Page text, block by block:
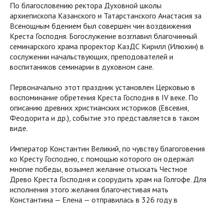
По благословению ректора Духовной школы
архиепископа Казанского и Татарстанского Анастасия за
Всенощным бдением был совершен чин воздвижения
Креста Господня. Богослужение возглавил благочинный
семинарского храма проректор КазДС Кирилл (Илюхин) в
сослужении начальствующих, преподователей и
воспитаников семинарии в духовном сане.
Первоначально этот праздник установлен Церковью в
воспоминание обретения Креста Господня в IV веке. По
описанию древних христианских историков (Евсевия,
Феодорита и др.), событие это представляется в таком
виде.
Император Константин Великий, по чувству благоговения
ко Кресту Господню, с помощью которого он одержал
многие победы, возымел желание отыскать Честное
Древо Креста Господня и соорудить храм на Голгофе. Для
исполнения этого желания благочестивая мать
Константина — Елена — отправилась в 326 году в